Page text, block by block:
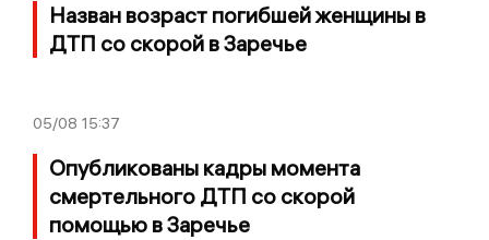
Назван возраст погибшей женщины в
ДТП со скорой в Заречье
05/08 15:37
Опубликованы кадры момента
смертельного ДТП со скорой
помощью в Заречье